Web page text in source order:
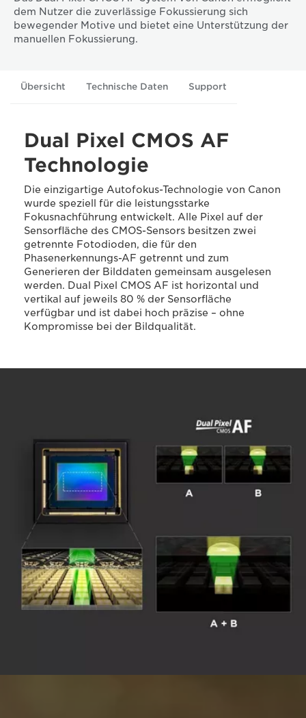
dem Nutzer die zuverlässige Fokussierung sich
bewegender Motive und bietet eine Unterstützung der
manuellen Fokussierung.
Übersicht Technische Daten Support
Dual Pixel CMOS AF
Technologie
Die einzigartige Autofokus-Technologie von Canon
wurde speziell für die leistungsstarke
Fokusnachführung entwickelt. Alle Pixel auf der
Sensorfläche des CMOS-Sensors besitzen zwei
getrennte Fotodioden, die für den
Phasenerkennungs-AF getrennt und zum
Generieren der Bilddaten gemeinsam ausgelesen
werden. Dual Pixel CMOS AF ist horizontal und
vertikal auf jeweils 80 % der Sensorfläche
verfügbar und ist dabei hoch präzise – ohne
Kompromisse bei der Bildqualität.